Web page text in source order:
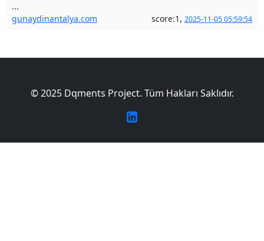
...
gunaydinantalya.com
score:1, 2025-11-05 05:59:54
© 2025 Dqments Project. Tüm Hakları Saklıdır.